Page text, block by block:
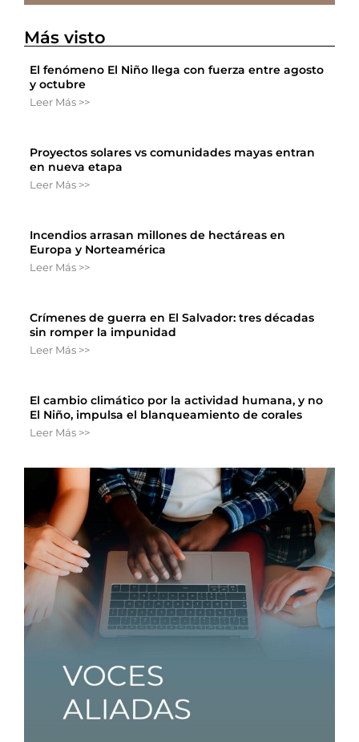
Más visto
El fenómeno El Niño llega con fuerza entre agosto
y octubre
Leer Más >>
Proyectos solares vs comunidades mayas entran
en nueva etapa
Leer Más >>
Incendios arrasan millones de hectáreas en
Europa y Norteamérica
Leer Más >>
Crímenes de guerra en El Salvador: tres décadas
sin romper la impunidad
Leer Más >>
El cambio climático por la actividad humana, y no
El Niño, impulsa el blanqueamiento de corales
Leer Más >>